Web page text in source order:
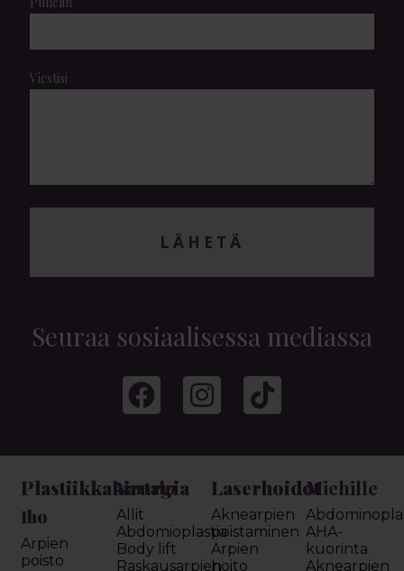
Viestisi
LÄHETÄ
Seuraa sosiaalisessa mediassa
Plastiikkakirurgia
Iho
Arpien
poisto
Vartalo
Allit
Abdomioplastia
Body lift
Raskausarpien
Laserhoidot
Aknearpien
poistaminen
Arpien
hoito
Miehille
AHA-
kuorinta
Aknearpien